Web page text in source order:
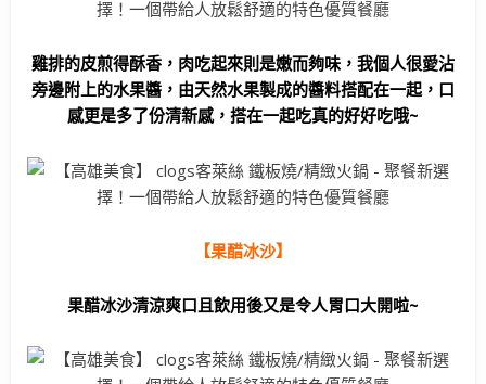
雞排的皮煎得酥香，肉吃起來則是嫩而夠味，我個人很愛沾
旁邊附上的水果醬，由天然水果製成的醬料搭配在一起，口
感更是多了份清新感，搭在一起吃真的好好吃哦~
【果醋冰沙】
果醋冰沙清涼爽口且飲用後又是令人胃口大開啦~